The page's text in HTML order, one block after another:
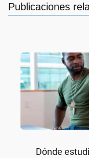
Publicaciones
Dónde